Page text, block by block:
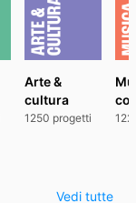
Arte &
cultura
1250 progetti
Vedi tutte